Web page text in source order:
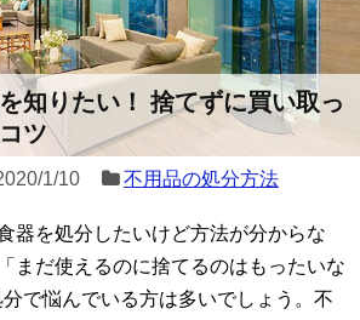
知りたい！ 捨てずに買い取っ
ツ
1/10 不用品の処分方法
器を処分したいけど方法が分からな
まだ使えるのに捨てるのはもったいな
で悩んでいる方は多いでしょう。不